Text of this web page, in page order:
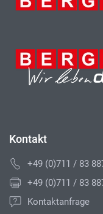
Kontakt
+49 (0)711 / 83
+49 (0)711 / 83
Kontaktanfrage